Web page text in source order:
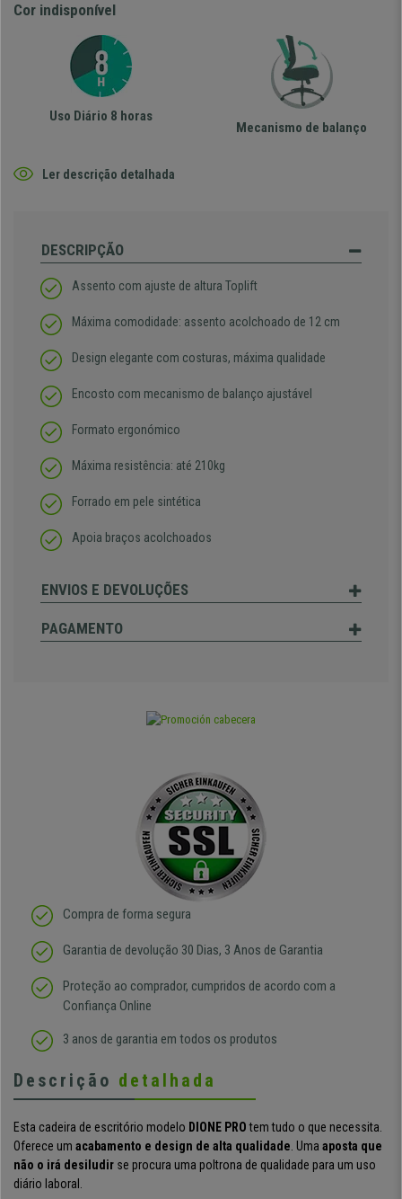
Cor indisponível
Uso Diário 8 horas
Mecanismo de balanço
Ler descrição detalhada
DESCRIPÇÃO
Assento com ajuste de altura Toplift
Máxima comodidade: assento acolchoado de 12 cm
Design elegante com costuras, máxima qualidade
Encosto com mecanismo de balanço ajustável
Formato ergonómico
Máxima resistência: até 210kg
Forrado em pele sintética
Apoia braços acolchoados
ENVIOS E DEVOLUÇÕES
PAGAMENTO
Compra de forma segura
Garantia de devolução 30 Dias, 3 Anos de Garantia
Proteção ao comprador, cumpridos de acordo com a
Confiança Online
3 anos de garantia em todos os produtos
Descrição detalhada
Esta cadeira de escritório modelo DIONE PROtem tudo o que necessita.
Oferece um acabamento e design de alta qualidade . Uma aposta que
não o irá desiludir se procura uma poltrona de qualidade para um uso
diário laboral.